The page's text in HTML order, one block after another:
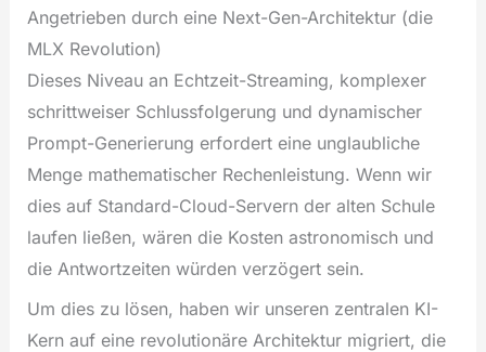
Angetrieben durch eine Next-Gen-Architektur (die
MLX Revolution)
Dieses Niveau an Echtzeit-Streaming, komplexer
schrittweiser Schlussfolgerung und dynamischer
Prompt-Generierung erfordert eine unglaubliche
Menge mathematischer Rechenleistung. Wenn wir
dies auf Standard-Cloud-Servern der alten Schule
laufen ließen, wären die Kosten astronomisch und
die Antwortzeiten würden verzögert sein.
Um dies zu lösen, haben wir unseren zentralen KI-
Kern auf eine revolutionäre Architektur migriert, die